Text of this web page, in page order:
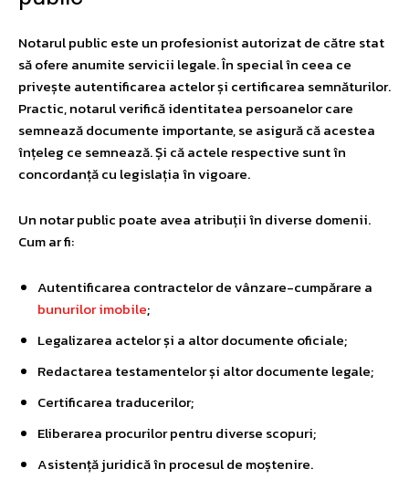
Notarul public este un profesionist autorizat de către stat
să ofere anumite servicii legale. În special în ceea ce
privește autentificarea actelor și certificarea semnăturilor.
Practic, notarul verifică identitatea persoanelor care
semnează documente importante, se asigură că acestea
înțeleg ce semnează. Și că actele respective sunt în
concordanță cu legislația în vigoare.
Un notar public poate avea atribuții în diverse domenii.
Cum ar fi:
Autentificarea contractelor de vânzare-cumpărare a
bunurilor imobile;
Legalizarea actelor și a altor documente oficiale;
Redactarea testamentelor și altor documente legale;
Certificarea traducerilor;
Eliberarea procurilor pentru diverse scopuri;
Asistență juridică în procesul de moștenire.